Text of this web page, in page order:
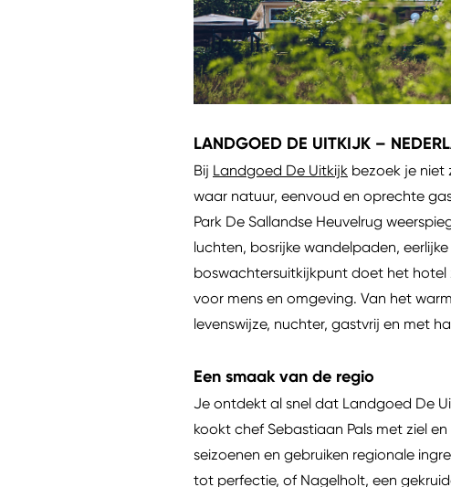
LANDGOED DE UITKIJK –
Bij Landgoed De Uitkijk bezoek je niet
waar natuur, eenvoud en oprechte
Park De Sallandse Heuvelrug
luchten, bosrijke wandelpaden,
boswachtersuitkijkpunt doet het
voor mens en omgeving. Van het
levenswijze, nuchter, gastvrij en met
Een smaak van de regio
Je ontdekt al snel dat Landgoed De
kookt chef Sebastiaan Pals met ziel
seizoenen en gebruiken regionale
tot perfectie, of Nagelholt, een